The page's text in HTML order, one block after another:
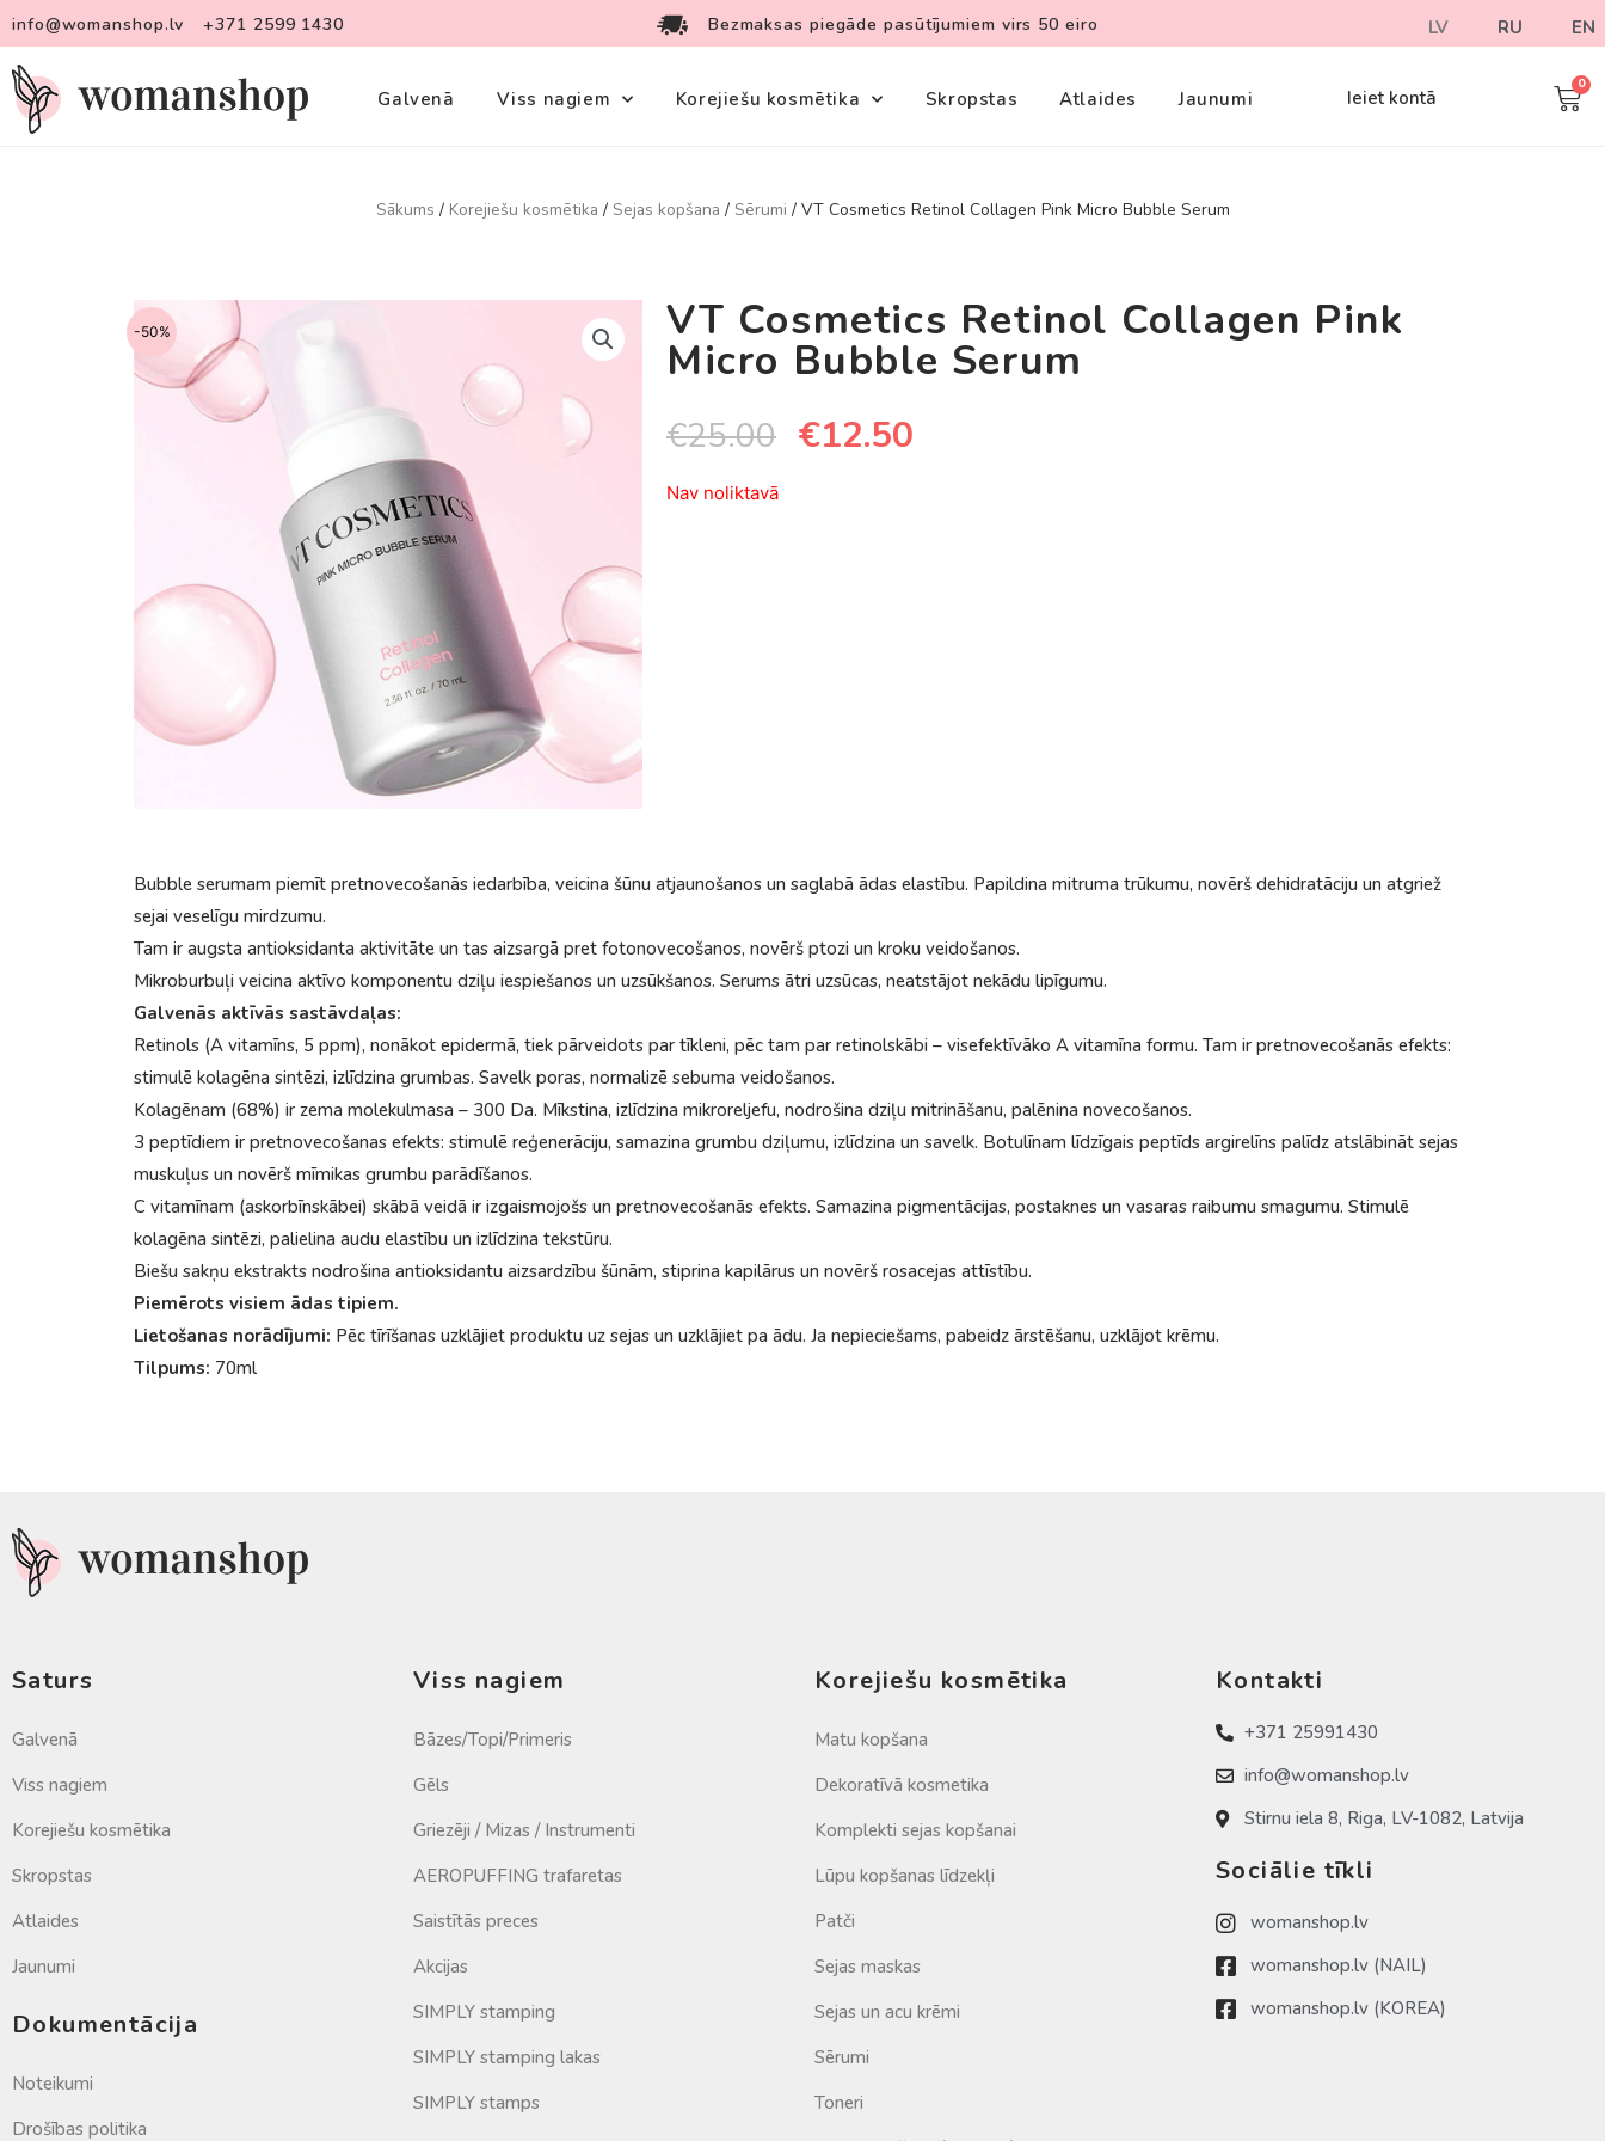
info@womanshop.lv +371 2599 1430 Bezmaksas piegāde pasūtījumiem virs 50 eiro LV RU EN
Galvenā Viss nagiem Korejiešu kosmētika Skropstas Atlaides Jaunumi Ieiet kontā
Sākums / Korejiešu kosmētika / Sejas kopšana / Sērumi / VT Cosmetics Retinol Collagen Pink Micro Bubble Serum
-50% VT Cosmetics Retinol Collagen Pink
Micro Bubble Serum
€25.00 €12.50
Nav noliktavā
Bubble serumam piemīt pretnovecošanās iedarbība, veicina šūnu atjaunošanos un saglabā ādas elastību. Papildina mitruma trūkumu, novērš dehidratāciju un atgriež
sejai veselīgu mirdzumu.
Tam ir augsta antioksidanta aktivitāte un tas aizsargā pret fotonovecošanos, novērš ptozi un kroku veidošanos.
Mikroburbuļi veicina aktīvo komponentu dziļu iespiešanos un uzsūkšanos. Serums ātri uzsūcas, neatstājot nekādu lipīgumu.
Galvenās aktīvās sastāvdaļas:
Retinols (A vitamīns, 5 ppm), nonākot epidermā, tiek pārveidots par tīkleni, pēc tam par retinolskābi – visefektīvāko A vitamīna formu. Tam ir pretnovecošanās efekts:
stimulē kolagēna sintēzi, izlīdzina grumbas. Savelk poras, normalizē sebuma veidošanos.
Kolagēnam (68%) ir zema molekulmasa – 300 Da. Mīkstina, izlīdzina mikroreljefu, nodrošina dziļu mitrināšanu, palēnina novecošanos.
3 peptīdiem ir pretnovecošanas efekts: stimulē reģenerāciju, samazina grumbu dziļumu, izlīdzina un savelk. Botulīnam līdzīgais peptīds argirelīns palīdz atslābināt sejas
muskuļus un novērš mīmikas grumbu parādīšanos.
C vitamīnam (askorbīnskābei) skābā veidā ir izgaismojošs un pretnovecošanās efekts. Samazina pigmentācijas, postaknes un vasaras raibumu smagumu. Stimulē
kolagēna sintēzi, palielina audu elastību un izlīdzina tekstūru.
Biešu sakņu ekstrakts nodrošina antioksidantu aizsardzību šūnām, stiprina kapilārus un novērš rosacejas attīstību.
Piemērots visiem ādas tipiem.
Lietošanas norādījumi: Pēc tīrīšanas uzklājiet produktu uz sejas un uzklājiet pa ādu. Ja nepieciešams, pabeidz ārstēšanu, uzklājot krēmu.
Tilpums: 70ml
Saturs
Galvenā
Viss nagiem
Korejiešu kosmētika
Skropstas
Atlaides
Jaunumi
Dokumentācija
Noteikumi
Drošības politika
Viss nagiem
Bāzes/Topi/Primeris
Gēls
Griezēji / Mizas / Instrumenti
AEROPUFFING trafaretas
Saistītās preces
Akcijas
SIMPLY stamping
SIMPLY stamping lakas
SIMPLY stamps
Korejiešu kosmētika
Matu kopšana
Dekoratīvā kosmetika
Komplekti sejas kopšanai
Lūpu kopšanas līdzekļi
Patči
Sejas maskas
Sejas un acu krēmi
Sērumi
Toneri
Kontakti
+371 25991430
info@womanshop.lv
Stirnu iela 8, Riga, LV-1082, Latvija
Sociālie tīkli
womanshop.lv
womanshop.lv (NAIL)
womanshop.lv (KOREA)